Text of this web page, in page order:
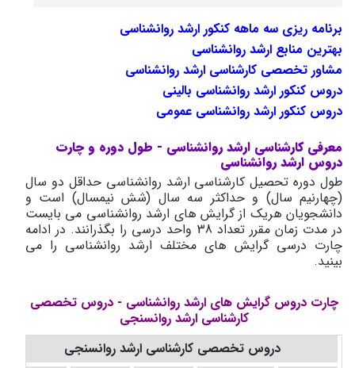
برنامه ریزی سه ماهه کنکور ارشد روانشناسی
بهترین منابع ارشد روانشناسی ​
مشاور تخصصی کارشناسی ارشد روانشناسی
دروس کنکور ارشد روانشناسی بالینی
دروس کنکور ارشد روانشناسی عمومی
معرفی کارشناسی ارشد روانشناسی - طول دوره و چارت
دروس ارشد روانشناسی
طول دوره تحصیل کارشناسی ارشد روانشناسی حداقل دو سال
(چهارنیم سال) و حداکثر سه سال (شش نیمسال) است و
دانشجویان هریک از گرایش های ارشد روانشناسی می بایست
در مدت زمان مقرر تعداد 38 واحد درسی را بگذرانند. در ادامه
چارت درسی گرایش های مختلف ارشد روانشناسی را می
بینید.
چارت دروس گرایش های ارشد روانشناسی - دروس تخصصی
کارشناسی ارشد روانسنجی
دروس تخصصی کارشناسی ارشد روانسنجی